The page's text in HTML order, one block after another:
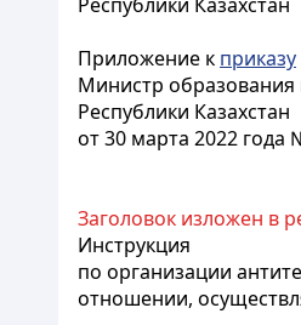
Приложение к приказу
Министр образования
Республики Казахстан
от 30 марта 2022 года
Заголовок изложен в
Инструкция
по организации
отношении,